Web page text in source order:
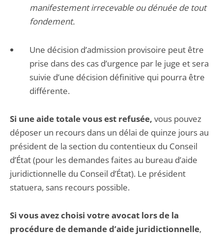
manifestement irrecevable ou dénuée de tout
fondement.
Une décision d’admission provisoire peut être
prise dans des cas d’urgence par le juge et sera
suivie d’une décision définitive qui pourra être
différente.
Si une aide totale vous est refusée, vous pouvez
déposer un recours dans un délai de quinze jours au
président de la section du contentieux du Conseil
d’État (pour les demandes faites au bureau d’aide
juridictionnelle du Conseil d’État). Le président
statuera, sans recours possible.
Si vous avez choisi votre avocat lors de la
procédure de demande d’aide juridictionnelle,